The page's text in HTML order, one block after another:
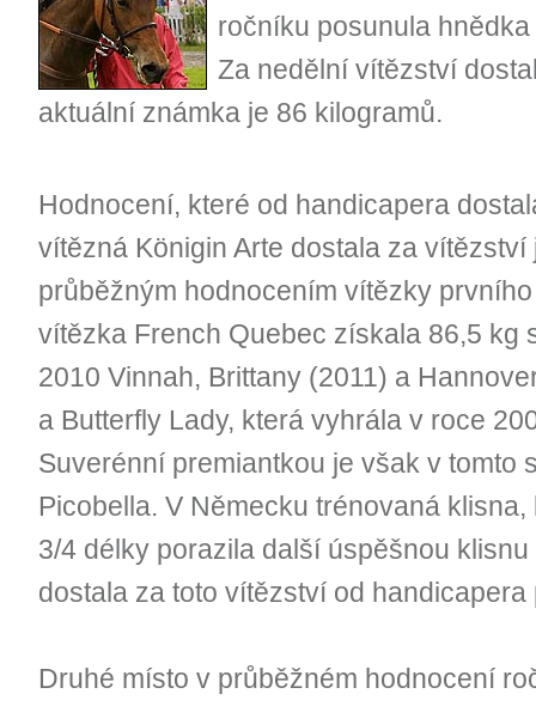
ročníku posunula
Za nedělní vítězství
aktuální známka je 86 kilogramů.
Hodnocení, které od handicapera
vítězná Königin Arte dostala za
průběžným hodnocením vítězky
vítězka French Quebec získala 86,5 kg
2010 Vinnah, Brittany (2011) a
a Butterfly Lady, která vyhrála v roce
Suverénní premiantkou je však v tomto
Picobella. V Německu trénovaná
3/4 délky porazila další úspěšnou
dostala za toto vítězství od handicapera
Druhé místo v průběžném hodnocení